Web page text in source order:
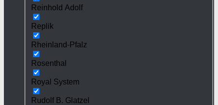
Reinhold Adolf
Replik
Rheinland-Pfalz
Rosenthal
Royal System
Rudolf B. Glatzel